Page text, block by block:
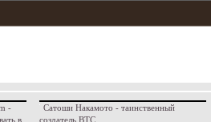
-
в
Сатоши Накамото - таинственный
создатель BTC